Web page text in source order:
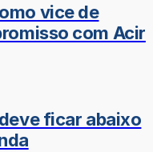
vice de
com Acir
ficar abaixo